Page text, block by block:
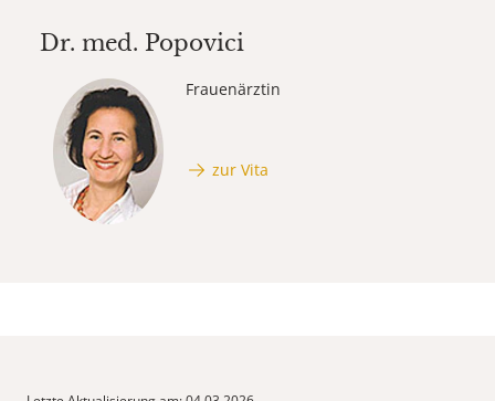
Dr. med. Popovici
Frauenärztin
zur Vita